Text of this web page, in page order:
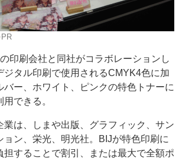
印刷会社と同社がコラボレーションし
ジタル印刷で使用されるCMYK4色に加
バー、ホワイト、ピンクの特色トナーに
できる。
業は、しまや出版、グラフィック、サン
ョン、栄光、明光社。BIJが特色印刷に
担することで割引、または最大で全額ポ